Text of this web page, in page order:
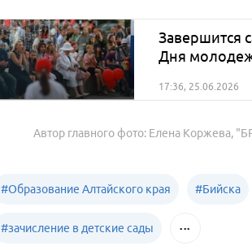
Завершится
Дня
17:36, 25.06.2026
Автор главного фото: Елена Коржева,
#Образование Алтайского края #Бийска
#зачисление в детские сады